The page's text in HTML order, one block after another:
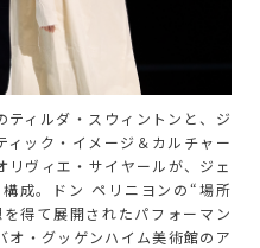
ティルダ・スウィントンと、ジ
ィック・イメージ＆カルチャー
リヴィエ・サイヤールが、ジェ
成。ドン ペリニヨンの“場所
得て展開されたパフォーマン
・グッゲンハイム美術館のア